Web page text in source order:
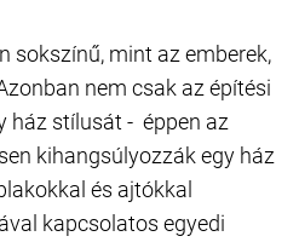
sokszínű, mint az emberek,
nem csak az építési
ház stílusát - éppen az
kihangsúlyozzák egy ház
és ajtókkal
kapcsolatos egyedi